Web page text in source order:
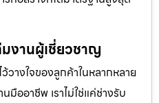
งานผู้เชี่ยวชาญ
วางใจของลูกค้าในหลากหลาย
ออาชีพ เราไม่ใช่แค่ช่างรับ